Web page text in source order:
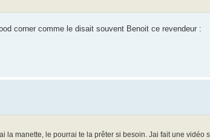
corner comme le disait souvent Benoit ce revendeur :
la manette, le pourrai te la prêter si besoin. Jai fait une vidéo